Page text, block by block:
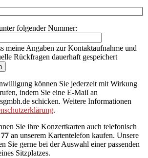
folgender Nummer:
meine Angaben zur Kontaktaufnahme und
Rückfragen dauerhaft gespeichert
können Sie jederzeit mit Wirkung
indem Sie eine E-Mail an
schicken. Weitere Informationen
.
Sie ihre Konzertkarten auch telefonisch
an unserem Kartentelefon kaufen. Unsere
Sie gerne bei der Auswahl einer passenden
Sitzplatzes.